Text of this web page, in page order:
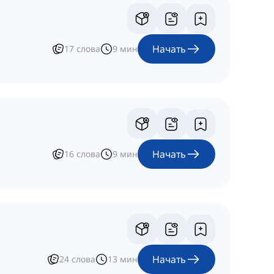
17 слова 9 мин Начать
16 слова 9 мин Начать
24 слова 13 мин Начать